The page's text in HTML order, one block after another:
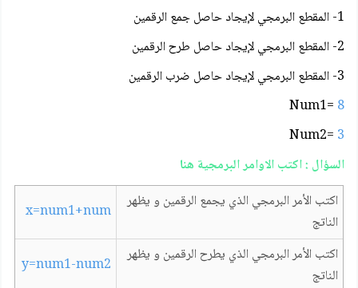
1- المقطع البرمجي لإيجاد حاصل جمع الرقمين
2- المقطع البرمجي لإيجاد حاصل طرح الرقمين
3- المقطع البرمجي لإيجاد حاصل ضرب الرقمين
Num1= 8
Num2= 3
السؤال : اكتب الاوامر البرمجية هنا
اكتب الأمر البرمجي الذي يجمع الرقمين و يظهر
الناتج
x=num1+num
اكتب الأمر البرمجي الذي يطرح الرقمين و يظهر
الناتج
y=num1-num2